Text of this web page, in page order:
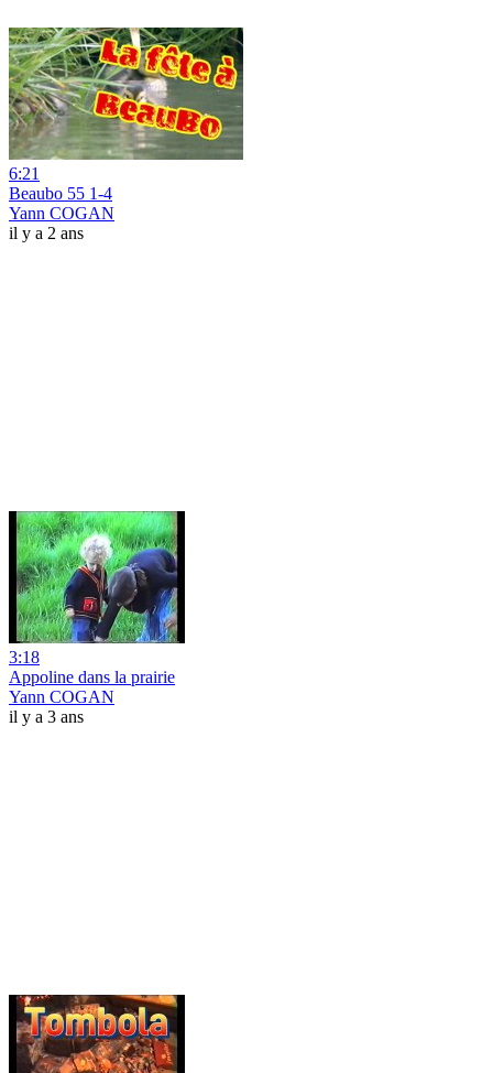
6:21
Beaubo 55 1-4
Yann COGAN
il y a 2 ans
3:18
Appoline dans la prairie
Yann COGAN
il y a 3 ans